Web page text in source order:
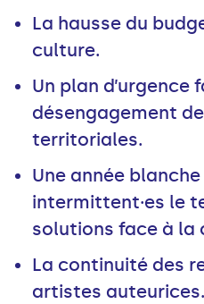
La hausse du
culture.
Un plan d’urgence
désengagement
territoriales.
Une année
intermittent·es le
solutions face à la
La continuité des
artistes auteurices.